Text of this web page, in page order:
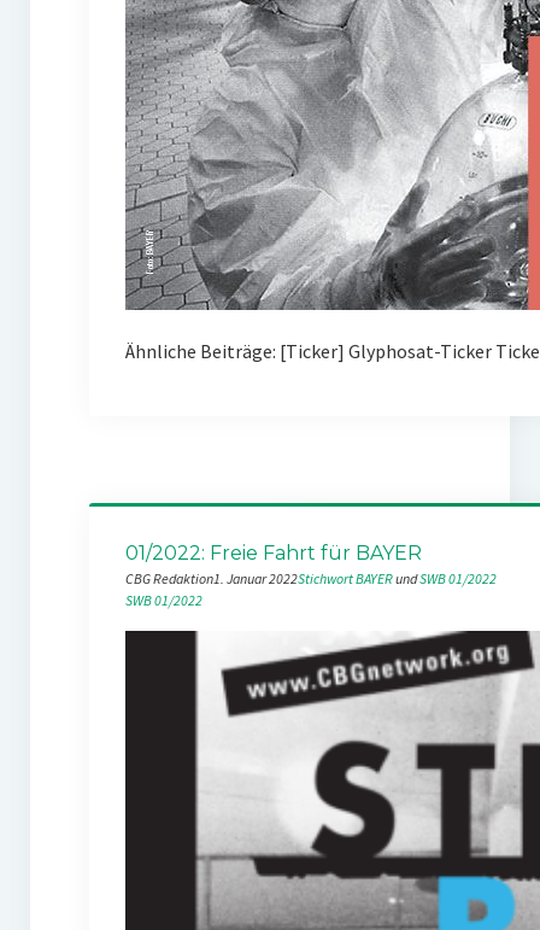
Ähnliche Beiträge: [Ticker] Glyphosat-Ticker
01/2022: Freie Fahrt für BAYER
CBG Redaktion1. Januar 2022Stichwort BAYER und SWB 01/2022
SWB 01/2022